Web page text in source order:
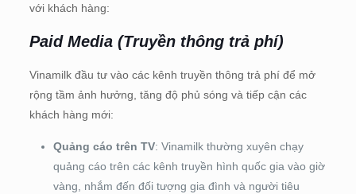
với khách hàng:
Paid Media (Truyền thông trả phí)
Vinamilk đầu tư vào các kênh truyền thông trả phí để mở
rộng tầm ảnh hưởng, tăng độ phủ sóng và tiếp cận các
khách hàng mới:
Quảng cáo trên TV: Vinamilk thường xuyên chạy
quảng cáo trên các kênh truyền hình quốc gia vào giờ
vàng, nhắm đến đối tượng gia đình và người tiêu